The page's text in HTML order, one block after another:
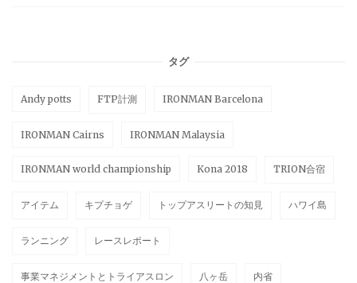
タグ
Andy potts FTP計測 IRONMAN Barcelona
IRONMAN Cairns IRONMAN Malaysia
IRONMAN world championship Kona 2018 TRION合宿
アイテム キプチョゲ トップアスリートの知見 ハワイ島
ランニング レースレポート
事業マネジメントとトライアスロン 八ヶ岳 内省